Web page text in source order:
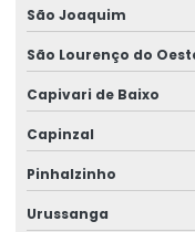
Análise física dos
Análise física química
Análise física e química
Análise físico química
Análise físico química
São Joaquim
São Lourenço do
Capivari de Baixo
Capinzal
Pinhalzinho
Urussanga